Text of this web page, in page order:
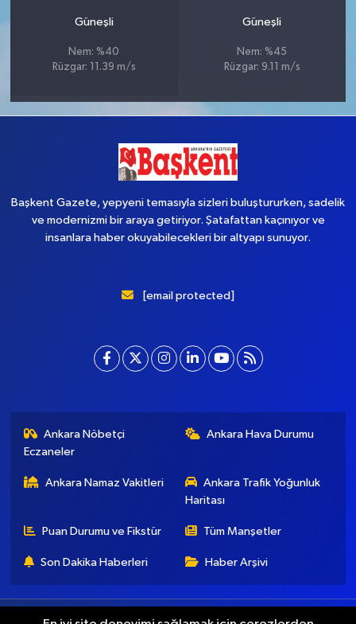
Güneşli
Nem: %40
Rüzgar: 11.39 m/s
Güneşli
Nem: %45
Rüzgar: 9.11 m/s
Başkent Gazete, yepyeni temasıyla sizleri buluştururken, sadelik
ve modernizmi bir araya getiriyor. Şatafattan kaçınıyor ve
insanlara haber okuyabilecekleri bir altyapı sunuyor.
[email protected]
Ankara Nöbetçi
Eczaneler
Ankara Hava Durumu
Ankara Namaz Vakitleri
Ankara Trafik Yoğunluk
Haritası
Puan Durumu ve Fikstür Tüm Manşetler
Son Dakika Haberleri Haber Arşivi
Künye İletişim Gizlilik Koşulları